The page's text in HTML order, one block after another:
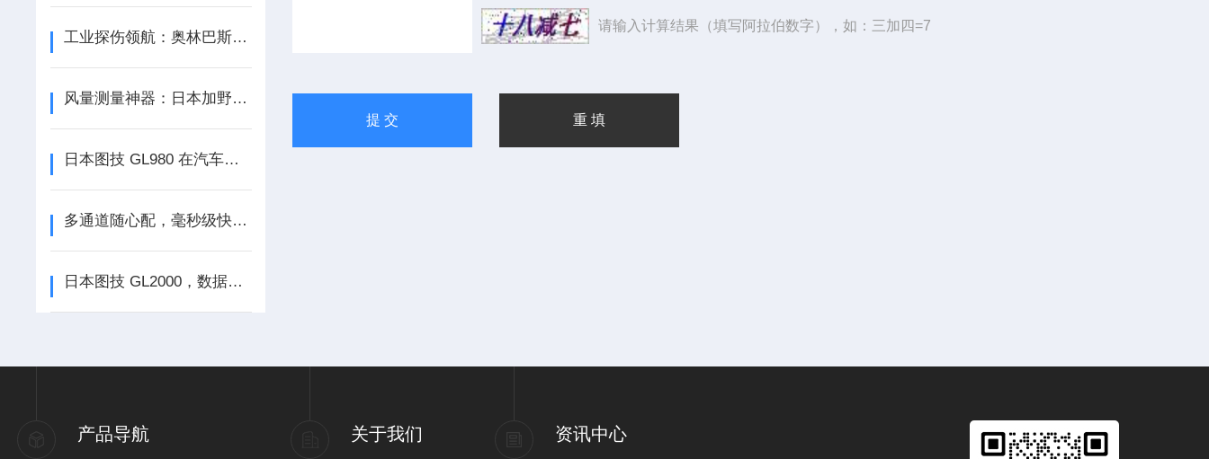
工业探伤领航：奥林巴斯OmniScan X3如何重新定义缺陷检测
风量测量神器：日本加野Kanomax 6710风量罩揭秘
日本图技 GL980 在汽车行业 VW80000 测试中的神奇应用，你了解多少？
多通道随心配，毫秒级快采集 ——DAQ970A，数据采集全能王！
日本图技 GL2000，数据采集仪里的速度与精度担当！
请输入计算结果（填写阿拉伯数字），如：三加四=7
产品导航 关于我们 资讯中心